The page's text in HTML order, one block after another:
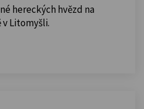
hereckých hvězd na
v Litomyšli.